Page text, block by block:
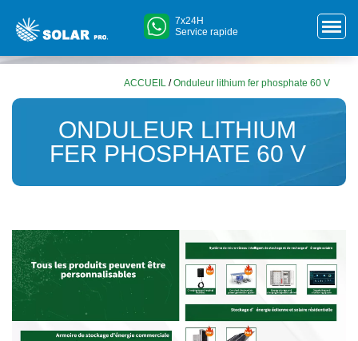
7x24H
Service rapide
ACCUEIL /Onduleur lithium fer phosphate 60 V
ONDULEUR LITHIUM
FER PHOSPHATE 60 V